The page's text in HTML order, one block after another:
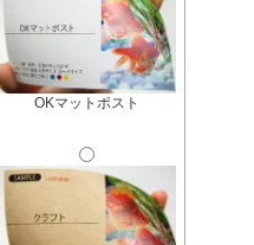
OKマットポスト